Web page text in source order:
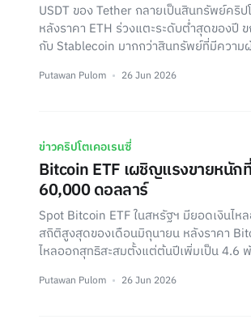
USDT ของ Tether กลายเป็นสินทรัพย์ค
หลังราคา ETH ร่วงแตะระดับต่ำสุดของปี
กับ Stablecoin มากกว่าสินทรัพย์ที่มีความ
Putawan Pulom 26 Jun 2026
ข่าวคริปโตเคอเรนซี่
Bitcoin ETF เผชิญแรงขายหนั
60,000 ดอลลาร์
Spot Bitcoin ETF ในสหรัฐฯ มียอดเงินไ
สถิติสูงสุดของเดือนมิถุนายน หลังราคา
ไหลออกสุทธิสะสมตั้งแต่ต้นปีเพิ่มเป็น 4.6
Putawan Pulom 26 Jun 2026